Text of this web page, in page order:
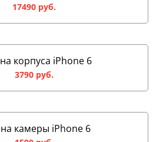
17490 руб.
корпуса iPhone 6
3790 руб.
камеры iPhone 6